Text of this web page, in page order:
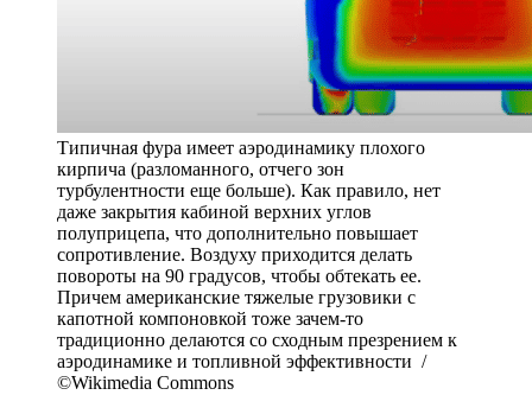
Типичная фура имеет аэродинамику плохого
кирпича (разломанного, отчего зон
турбулентности еще больше). Как правило, нет
даже закрытия кабиной верхних углов
полуприцепа, что дополнительно повышает
сопротивление. Воздуху приходится делать
повороты на 90 градусов, чтобы обтекать ее.
Причем американские тяжелые грузовики с
капотной компоновкой тоже зачем-то
традиционно делаются со сходным презрением к
аэродинамике и топливной эффективности /
©Wikimedia Commons